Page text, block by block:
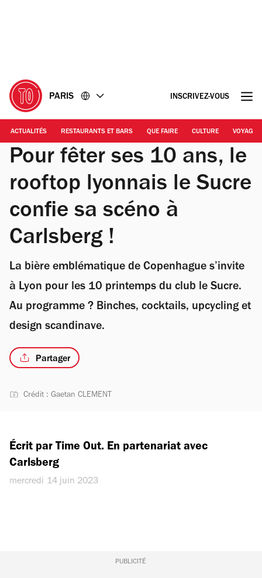
PARIS INSCRIVEZ-VOUS
ACTUALITÉS RESTAURANTS ET BARS QUE FAIRE CULTURE VOYAGE
Pour fêter ses 10 ans, le
rooftop lyonnais le Sucre
confie sa scéno à
Carlsberg !
La bière emblématique de Copenhague s’invite
à Lyon pour les 10 printemps du club le Sucre.
Au programme ? Binches, cocktails, upcycling et
design scandinave.
Partager
Crédit : Gaetan CLEMENT
Écrit par Time Out. En partenariat avec
Carlsberg
mercredi 14 juin 2023
PUBLICITÉ